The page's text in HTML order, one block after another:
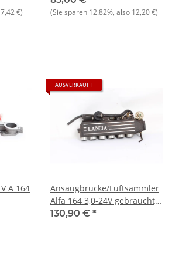
7,42 €) (Sie sparen 12.82%, also 12,20 €)
Ansaugbrücke V6 12 V A 164
AUSVERKAUFT
Ansaugbrücke/Luftsammler
Alfa 164 3,0-24V gebraucht,
Orig.,sehr guter Zustand
130,90 € *